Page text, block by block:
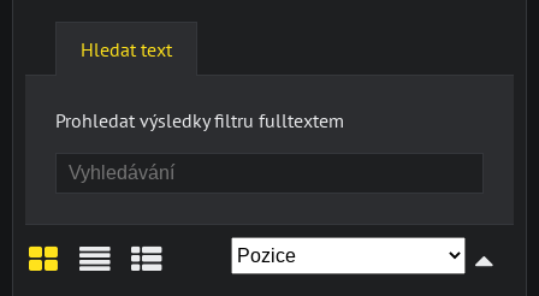
Hledat text
Prohledat výsledky filtru fulltextem